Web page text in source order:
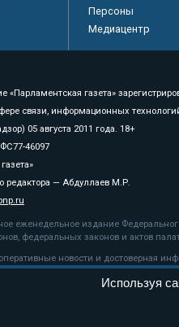
Персоны
Медиацентр
«Парламентская газета»
связи, информационных
05 августа 2011 года. 18+
46097
редактора — Абдуллаев М.Р.
еженедельное издание
федеральных законов и актов
новости и достоверная
на pnp.ru обязательна.
рекомендательные технологии
Используя